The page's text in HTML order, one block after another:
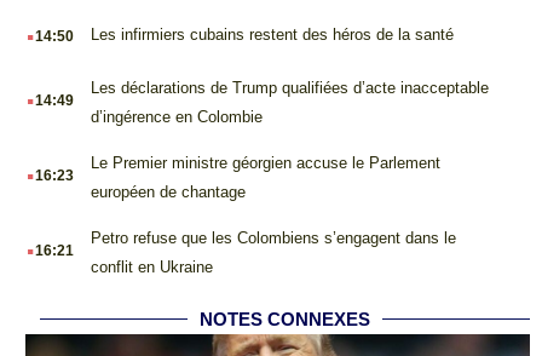
.14:50 Les infirmiers cubains restent des héros de la santé
.14:49
Les déclarations de Trump qualifiées d’acte inacceptable
d’ingérence en Colombie
.16:23
Le Premier ministre géorgien accuse le Parlement
européen de chantage
.16:21
Petro refuse que les Colombiens s’engagent dans le
conflit en Ukraine
NOTES CONNEXES